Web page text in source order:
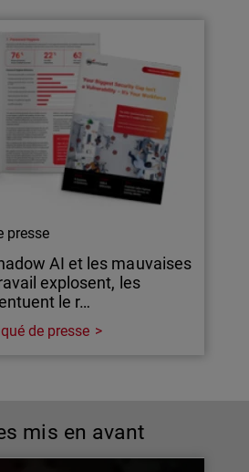
presse
AI et les mauvaises
explosent, les
le r…
de presse
mis en avant